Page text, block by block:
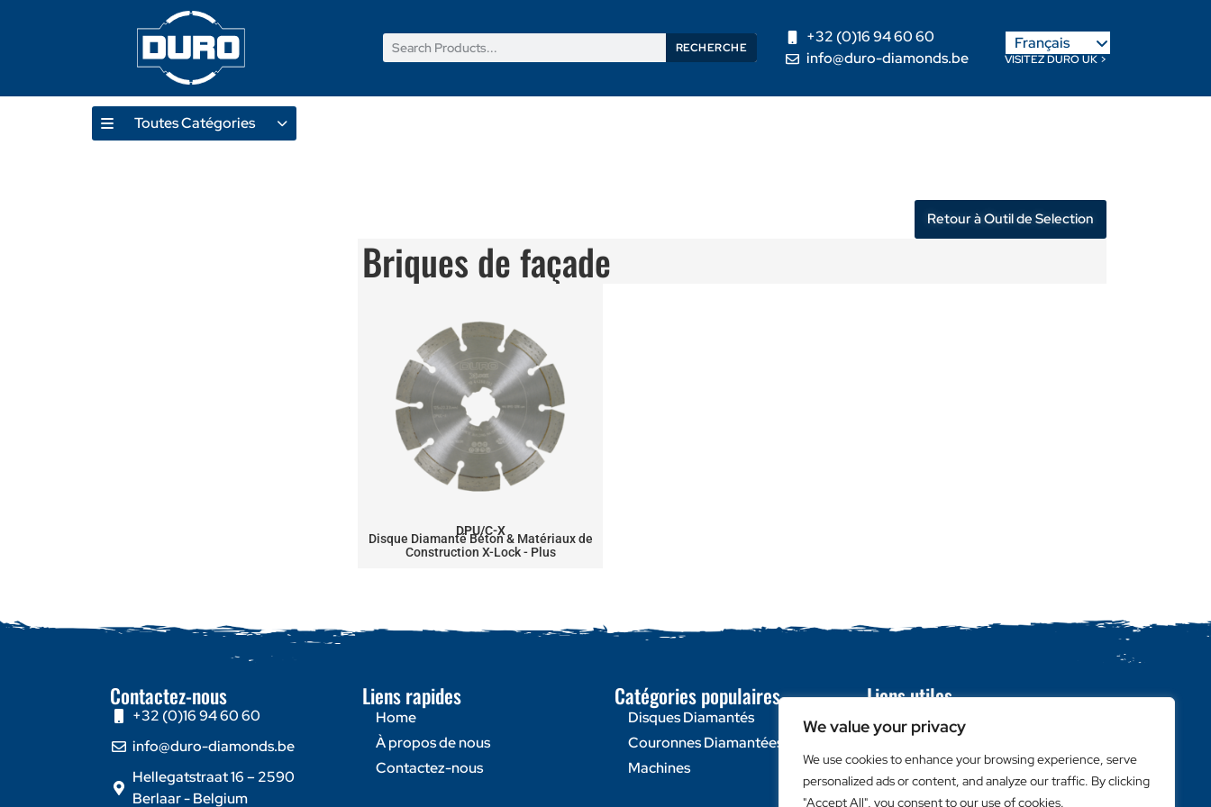
We value your privacy
We use cookies to enhance your browsing experience, serve
personalized ads or content, and analyze our traffic. By clicking
"Accept All", you consent to our use of cookies.
RECHERCHE
+32 (0)16 94 60 60
info@duro-diamonds.be
Français
Nederlands
VISITEZ DURO UK >
Toutes Catégories
Retour à Outil de Selection
Briques de façade
DPU/C-X
Disque Diamanté Béton & Matériaux de
Construction X-Lock - Plus
Contactez-nous
+32 (0)16 94 60 60
info@duro-diamonds.be
Hellegatstraat 16 – 2590
Berlaar - Belgium
Liens rapides
Home
À propos de nous
Contactez-nous
Catégories populaires
Disques Diamantés
Couronnes Diamantées
Machines
Liens utiles
Login Client
Privacy Policy